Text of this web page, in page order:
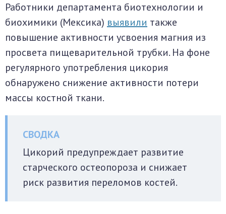
Работники департамента биотехнологии и
биохимики (Мексика) выявили также
повышение активности усвоения магния из
просвета пищеварительной трубки. На фоне
регулярного употребления цикория
обнаружено снижение активности потери
массы костной ткани.
Цикорий предупреждает развитие
старческого остеопороза и снижает
риск развития переломов костей.